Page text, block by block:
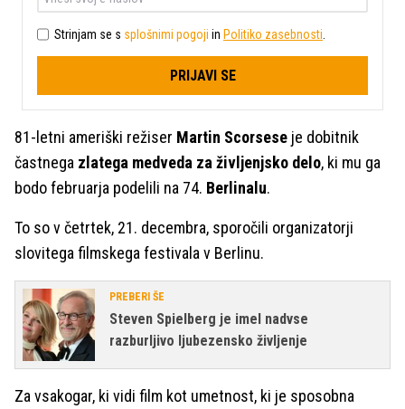
Strinjam se s splošnimi pogoji in Politiko zasebnosti
PRIJAVI SE
81-letni ameriški režiser Martin Scorsese je dobitnik
častnega zlatega medveda za življenjsko delo, ki mu ga
bodo februarja podelili na 74. Berlinalu.
To so v četrtek, 21. decembra, sporočili organizatorji
slovitega filmskega festivala v Berlinu.
PREBERI ŠE
Steven Spielberg je imel nadvse
razburljivo ljubezensko življenje
Za vsakogar, ki vidi film kot umetnost, ki je sposobna